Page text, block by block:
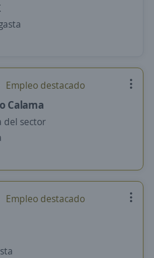
Empleo destacado
Calama
del sector
Empleo destacado